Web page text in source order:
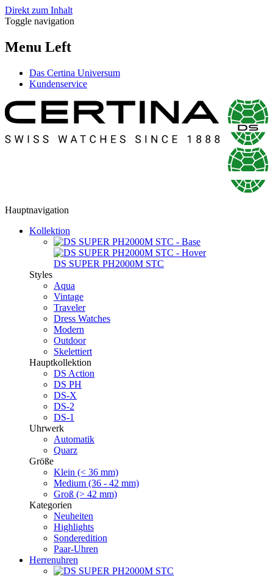
Direkt zum Inhalt
Toggle navigation
Menu Left
Das Certina Universum
Kundenservice
Hauptnavigation
Kollektion
DS SUPER PH2000M STC
Styles
Aqua
Vintage
Traveler
Dress Watches
Modern
Outdoor
Skelettiert
Hauptkollektion
DS Action
DS PH
DS-X
DS-2
DS-1
Uhrwerk
Automatik
Quarz
Größe
Klein (< 36 mm)
Medium (36 - 42 mm)
Groß (> 42 mm)
Kategorien
Neuheiten
Highlights
Sonderedition
Paar-Uhren
Herrenuhren